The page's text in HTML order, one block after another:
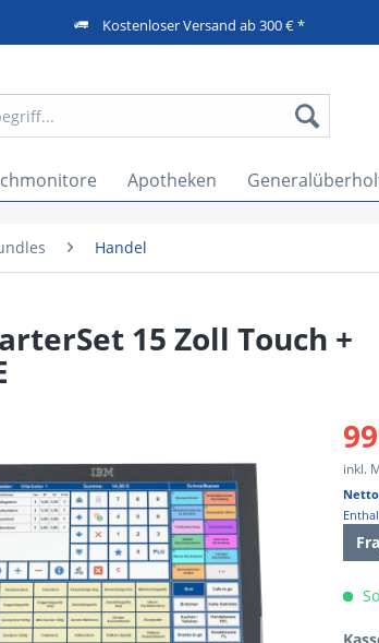
Kostenloser Versand ab 300 € *
Apotheken
Handel
15 Zoll Touch +
inkl.